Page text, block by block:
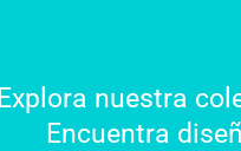
Explora nuestra
Encuentra